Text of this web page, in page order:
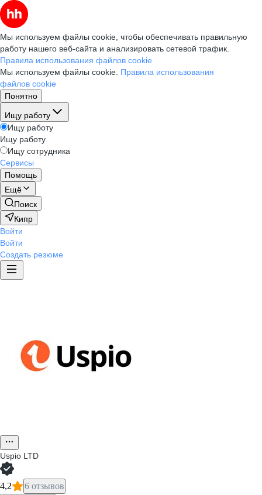
Мы используем файлы cookie, чтобы обеспечивать правильную
работу нашего веб-сайта и анализировать сетевой трафик.
Правила использования файлов cookie
Мы используем файлы cookie. Правила использования
файлов cookie
Понятно
Ищу работу
Ищу работу
Ищу работу
Ищу сотрудника
Сервисы
Помощь
Ещё
Поиск
Кипр
Войти
Войти
Создать резюме
Uspio LTD
4,2 6 отзывов